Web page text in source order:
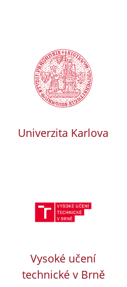
Univerzita Karlova
Vysoké učení
technické v Brně